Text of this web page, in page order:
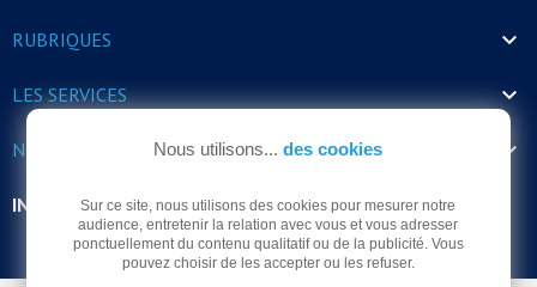
RUBRIQUES 
LES SERVICES 
NOS HORAIRES 
INFORMATIONS
Nous utilisons... des cookies
Sur ce site, nous utilisons des cookies pour mesurer notre
audience, entretenir la relation avec vous et vous adresser
ponctuellement du contenu qualitatif ou de la publicité. Vous
pouvez choisir de les accepter ou les refuser.